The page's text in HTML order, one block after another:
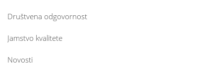
Društvena odgovornost
Jamstvo kvalitete
Novosti